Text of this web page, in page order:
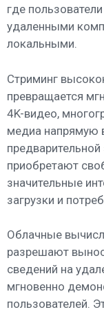
где
удаленными
локальными.
Стриминг
превращается
4K-видео,
медиа напрямую
приобретают
значительные
загрузки и
Облачные
разрешают
сведений на
мгновенно
пользователей.